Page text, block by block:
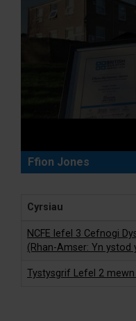
Ffion Jones
Cyrsiau
NCFE lefel 3 Cefnogi
(Rhan-Amser: Yn ystod
Tystysgrif Lefel 2